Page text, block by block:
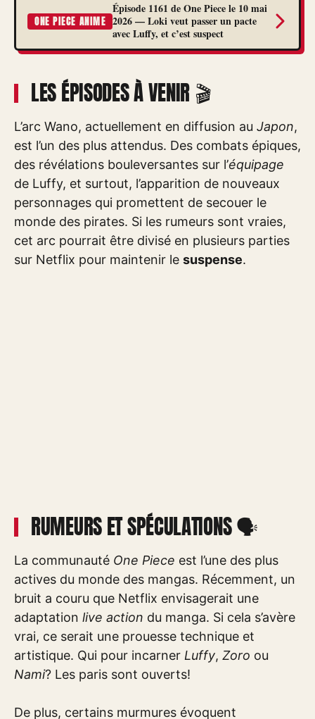
ONE PIECE ANIME
Épisode 1161 de One Piece le 10 mai
2026 — Loki veut passer un pacte
avec Luffy, et c’est suspect
LES ÉPISODES À VENIR 🎬
L’arc Wano, actuellement en diffusion au Japon,
est l’un des plus attendus. Des combats épiques,
des révélations bouleversantes sur l’équipage
de Luffy, et surtout, l’apparition de nouveaux
personnages qui promettent de secouer le
monde des pirates. Si les rumeurs sont vraies,
cet arc pourrait être divisé en plusieurs parties
sur Netflix pour maintenir le suspense.
RUMEURS ET SPÉCULATIONS 🗣️
La communauté One Piece est l’une des plus
actives du monde des mangas. Récemment, un
bruit a couru que Netflix envisagerait une
adaptation live action du manga. Si cela s’avère
vrai, ce serait une prouesse technique et
artistique. Qui pour incarner Luffy, Zoro ou
Nami? Les paris sont ouverts!
De plus, certains murmures évoquent